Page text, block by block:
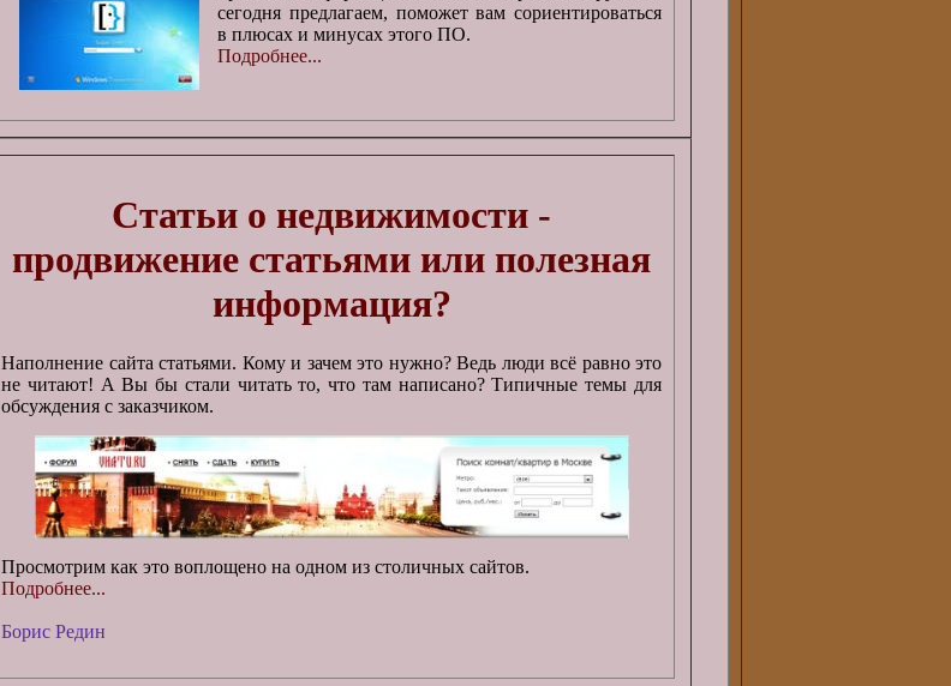
сегодня предлагаем, поможет вам сориентироваться
в плюсах и минусах этого ПО.
Подробнее...
Статьи о недвижимости -
продвижение статьями или полезная
информация?
Наполнение сайта статьями. Кому и зачем это нужно? Ведь люди всё равно это
не читают! А Вы бы стали читать то, что там написано? Типичные темы для
обсуждения с заказчиком.
Просмотрим как это воплощено на одном из столичных сайтов.
Подробнее...
Борис Редин